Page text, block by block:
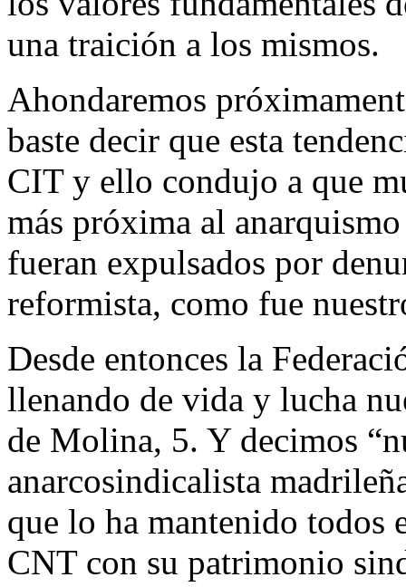
una traición a los mismos.
Ahondaremos
baste decir que esta
CIT y ello condujo a que
más próxima al
fueran expulsados por
reformista, como fue
Desde entonces la
llenando de vida y lucha
de Molina, 5. Y decimos
anarcosindicalista
que lo ha mantenido todos
CNT con su patrimonio